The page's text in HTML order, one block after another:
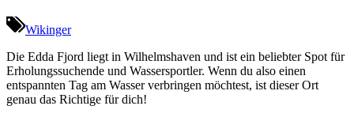
Wikinger
Die Edda Fjord liegt in Wilhelmshaven und ist ein beliebter Spot für
Erholungssuchende und Wassersportler. Wenn du also einen
entspannten Tag am Wasser verbringen möchtest, ist dieser Ort
genau das Richtige für dich!